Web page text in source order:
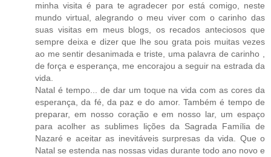
minha visita é para te agradecer por está comigo, neste
mundo virtual, alegrando o meu viver com o carinho das
suas visitas em meus blogs, os recados anteciosos que
sempre deixa e dizer que lhe sou grata pois muitas vezes
ao me sentir desanimada e triste, uma palavra de carinho ,
de força e esperança, me encorajou a seguir na estrada da
vida.
Natal é tempo... de dar um toque na vida com as cores da
esperança, da fé, da paz e do amor. Também é tempo de
preparar, em nosso coração e em nosso lar, um espaço
para acolher as sublimes lições da Sagrada Família de
Nazaré e aceitar as inevitáveis surpresas da vida. Que o
Natal se estenda nas nossas vidas durante todo ano novo e